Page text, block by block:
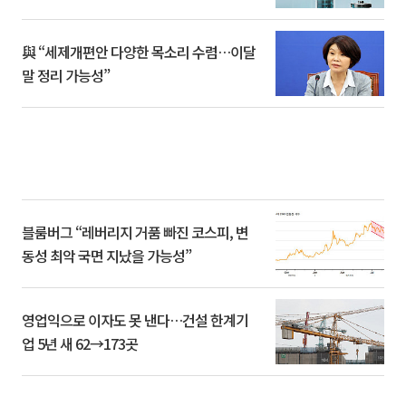
與 “세제개편안 다양한 목소리 수렴…이달
말 정리 가능성”
블룸버그 “레버리지 거품 빠진 코스피, 변
동성 최악 국면 지났을 가능성”
영업익으로 이자도 못 낸다…건설 한계기
업 5년 새 62→173곳